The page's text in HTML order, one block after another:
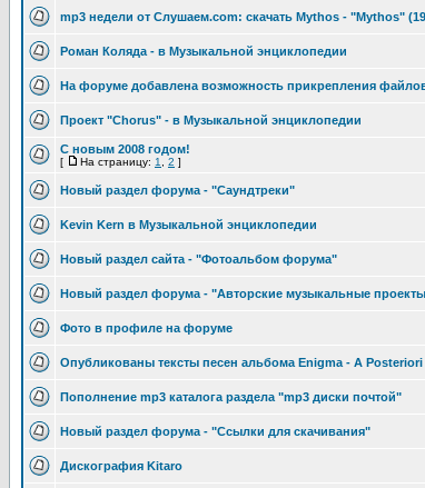
mp3 недели от Слушаем.com: cкачать Mythos - "Mythos"
Роман Коляда - в Музыкальной энциклопедии
На форуме добавлена возможность прикрепления
Проект "Chorus" - в Музыкальной энциклопедии
C новым 2008 годом!
[ На страницу: 1 2 ]
Новый раздел форума - "Саундтреки"
Kevin Kern в Музыкальной энциклопедии
Новый раздел сайта - "Фотоальбом форума"
Новый раздел форума - "Авторские музыкальные
Фото в профиле на форуме
Опубликованы тексты песен альбома Enigma - A Posteriori
Пополнение mp3 каталога раздела "mp3 диски почтой"
Новый раздел форума - "Ссылки для скачивания"
Дискография Kitaro